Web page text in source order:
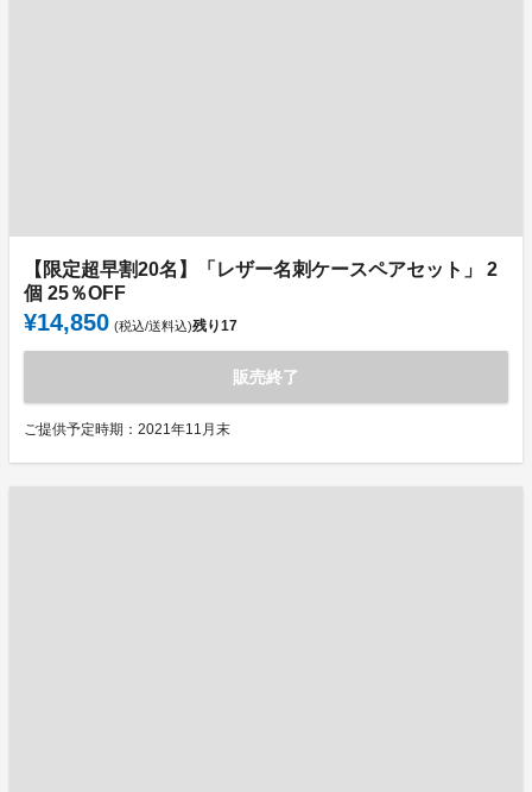
【限定超早割20名】「レザー名刺ケースペアセット」 2
個 25％OFF
¥14,850 (税込/送料込)残り17
販売終了
ご提供予定時期：2021年11月末